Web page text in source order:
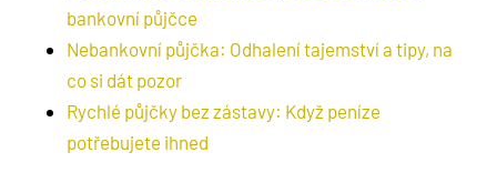
bankovní půjčce
Nebankovní půjčka: Odhalení tajemství a tipy, na
co si dát pozor
Rychlé půjčky bez zástavy: Když peníze
potřebujete ihned